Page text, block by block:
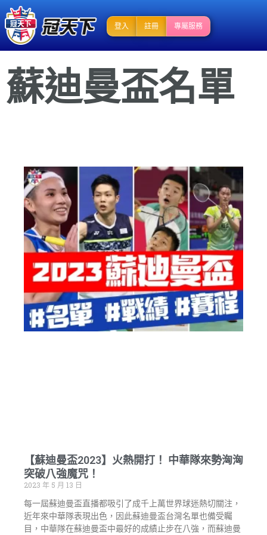
登入 註冊 專屬服務
蘇迪曼盃名單
【蘇迪曼盃2023】火熱開打！ 中華隊來勢洶洶
突破八強魔咒！
2023 年 5 月 13 日
每一屆蘇迪曼盃直播都吸引了成千上萬世界球迷熱切關注，
近年來中華隊表現出色，因此蘇迪曼盃台灣名單也備受矚
目，中華隊在蘇迪曼盃中最好的成績止步在八強，而蘇迪曼